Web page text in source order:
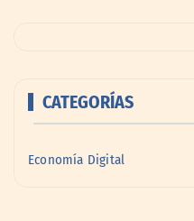
CATEGORÍAS
Economía Digital